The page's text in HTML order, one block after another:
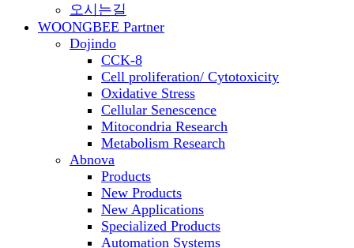
오시는길
WOONGBEE Partner
Dojindo
CCK-8
Cell proliferation/ Cytotoxicity
Oxidative Stress
Cellular Senescence
Mitocondria Research
Metabolism Research
Abnova
Products
New Products
New Applications
Specialized Products
Automation Systems